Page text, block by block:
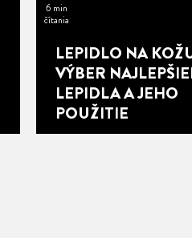
6 min
čítania
LEPIDLO NA
VÝBER
LEPIDLA A JEHO
POUŽITIE